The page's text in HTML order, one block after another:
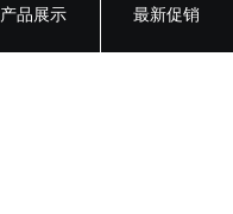
产品展示 最新促销